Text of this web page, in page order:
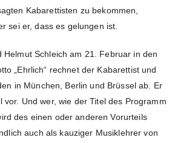
Kabarettisten zu bekommen,
sei er, dass es gelungen ist.
Schleich am 21. Februar in den
„Ehrlich“ rechnet der Kabarettist und
in München, Berlin und Brüssel ab. Er
Und wer, wie der Titel des Programm
des einen oder anderen Vorurteils
auch als kauziger Musiklehrer von